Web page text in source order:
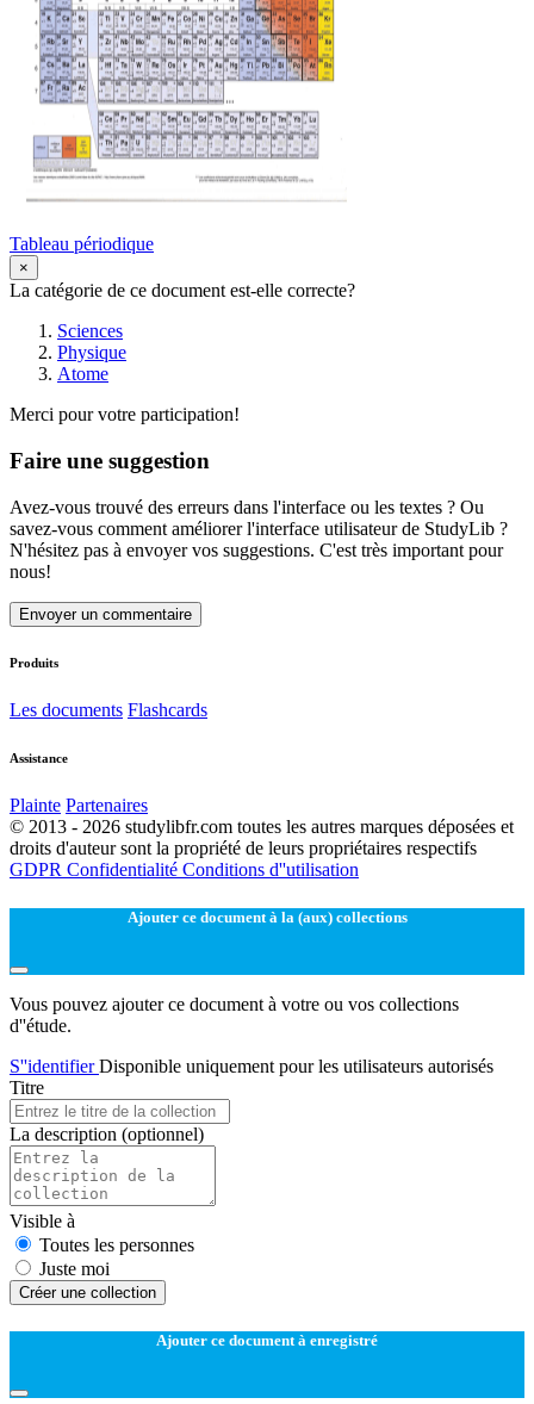
Tableau périodique
×
La catégorie de ce document est-elle correcte?
Sciences
Physique
Atome
Merci pour votre participation!
Faire une suggestion
Avez-vous trouvé des erreurs dans l'interface ou les textes ? Ou
savez-vous comment améliorer l'interface utilisateur de StudyLib ?
N'hésitez pas à envoyer vos suggestions. C'est très important pour
nous!
Envoyer un commentaire
Produits
Les documents Flashcards
Assistance
Plainte Partenaires
© 2013 - 2026 studylibfr.com toutes les autres marques déposées et
droits d'auteur sont la propriété de leurs propriétaires respectifs
GDPR Confidentialité Conditions d''utilisation
Ajouter ce document à la (aux) collections
Vous pouvez ajouter ce document à votre ou vos collections
d''étude.
S''identifierDisponible uniquement pour les utilisateurs autorisés
Titre
La description (optionnel)
Visible à
Toutes les personnes
Juste moi
Créer une collection
Ajouter ce document à enregistré